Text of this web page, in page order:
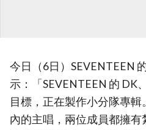
今日（6日）SEVENTEEN
示：「SEVENTEEN 的 DK
目標，正在製作小分隊專
內的主唱，兩位成員都擁